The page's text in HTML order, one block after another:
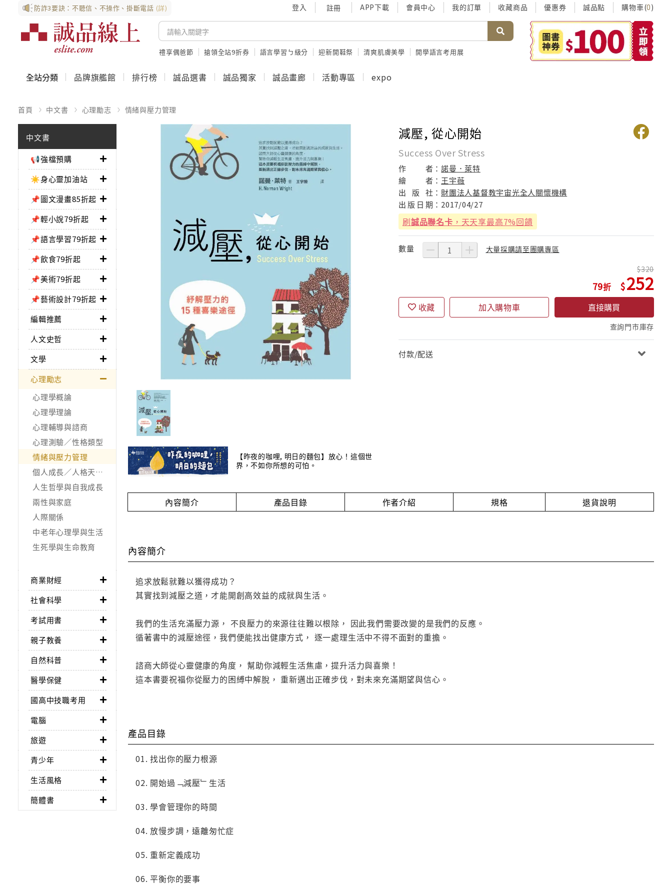
防詐3要訣：不聽信、不操作、掛斷電話 (詳) 登入 註冊 APP下載 會員中心 我的訂單 收藏商品 優惠券 誠品點 購物車(0)
禮享偶爸節 搶領全站9折券 語言學習ㄅ級分 迎新開鞋祭 清爽肌膚美學 開學語言考用展
全站分類 品牌旗艦館 排行榜 誠品選書 誠品獨家 誠品畫廊 活動專區 expo
首頁 中文書 心理勵志 情緒與壓力管理
中文書
📢強檔預購
☀️身心靈加油站
📌圖文漫畫85折起
📌輕小說79折起
📌語言學習79折起
📌飲食79折起
📌美術79折起
📌藝術設計79折起
編輯推薦
人文史哲
文學
心理勵志
心理學概論
心理學理論
心理輔導與諮商
心理測驗／性格類型
情緒與壓力管理
個人成長／人格天賦／潛能開發
人生哲學與自我成長
兩性與家庭
人際關係
中老年心理學與生活
生死學與生命教育
商業財經
社會科學
考試用書
親子教養
自然科普
醫學保健
國高中技職考用
電腦
旅遊
青少年
生活風格
簡體書
【昨夜的咖哩, 明日的麵包】放心！這個世
界，不如你所想的可怕。
減壓, 從心開始
Success Over Stress
作 者：諾曼．萊特
繪
者： 王宇薇
出
版 社： 財團法人基督教宇宙光全人關懷機構
出 版 日 期： 2017/04/27
刷誠品聯名卡 ，天天享最高7%回饋
數量 大量採購請至團購專區
79
320
252
收藏 加入購物車 直接購買
查詢門市庫存
付款/配送
內容簡介 產品目錄 作者介紹 規格 退貨說明
內容簡介
追求放鬆就難以獲得成功？
其實找到減壓之道，才能開創高效益的成就與生活。
我們的生活充滿壓力源， 不良壓力的來源往往難以根除， 因此我們需要改變的是我們的反應。
循著書中的減壓途徑，我們便能找出健康方式， 逐一處理生活中不得不面對的重擔。
諮商大師從心靈健康的角度， 幫助你減輕生活焦慮，提升活力與喜樂！
這本書要祝福你從壓力的困縛中解脫， 重新邁出正確步伐，對未來充滿期望與信心。
產品目錄
01. 找出你的壓力根源
02. 開始過﹁減壓﹂生活
03. 學會管理你的時間
04. 放慢步調，遠離匆忙症
05. 重新定義成功
06. 平衡你的要事